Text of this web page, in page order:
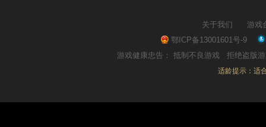
关于我们
游戏
鄂ICP备13001601号-9
游戏健康忠告：
抵制不良游戏 拒绝盗版
适龄提示：适